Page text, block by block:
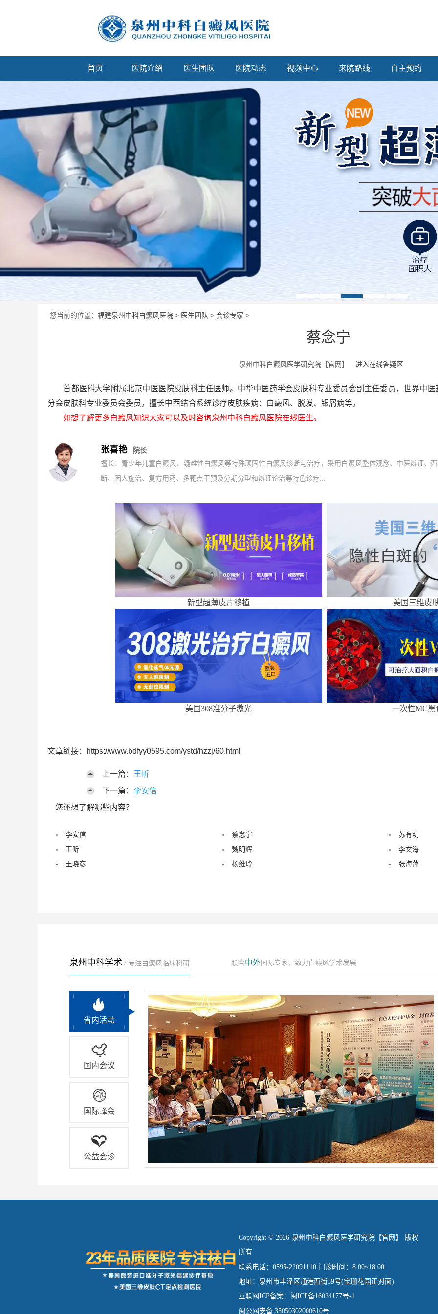
首页 医院介绍 医生团队 医院动态 视频中心 来院路线 自主预约
您当前的位置： 福建泉州中科白癜风医院 > 医生团队 > 会诊专家 >
蔡念宁
泉州中科白癜风医学研究院【官网】 进入在线答疑区
首都医科大学附属北京中医医院皮肤科主任医师。中华中医药学会皮肤科专业委员会副主任委员，世界中医
分会皮肤科专业委员会委员。擅长中西结合系统诊疗皮肤疾病：白癜风、脱发、银屑病等。
如想了解更多白癜风知识大家可以及时咨询泉州中科白癜风医院在线医生。
张喜艳
院长
擅长：青少年儿童白癜风、疑难性白癜风等特殊顽固性白癜风诊断与治疗，采用白癜风整体观念、中医辨证、
断、因人施治、复方用药、多靶点干预及分期分型和辨证论治等特色诊疗...
新型超薄皮片移植 美国三维皮
美国308准分子激光 一次性MC黑
文章链接：https://www.bdfyy0595.com/ystd/hzzj/60.html
上一篇：
王昕
下一篇： 李安信
您还想了解哪些内容？
李安信 蔡念宁
苏有明
王昕
魏明辉
李文海
王晓彦
杨维玲 张海萍
泉州中科学术 / 专注白癜风临床科研 联合中外国际专家，致力白癜风学术发展
省内活动
国内会议
国际峰会
公益会诊
Copyright © 2026 泉州中科白癜风医学研究院【官网】 版权
所有
联系电话：0595-22091110 门诊时间：8:00~18:00
地址：泉州市丰泽区通港西街59号(宝珊花园正对面)
互联网ICP备案：闽ICP备16024177号-1
闽公网安备 35050302000610号